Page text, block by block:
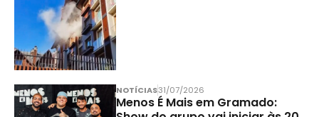
NOTÍCIAS31/07/2026
Menos É Mais em Gramado: